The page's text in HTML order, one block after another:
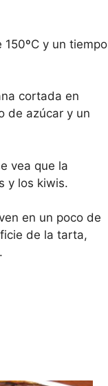
y un tiempo
cortada en
de azúcar y un
vea que la
y los kiwis.
en un poco de
de la tarta,